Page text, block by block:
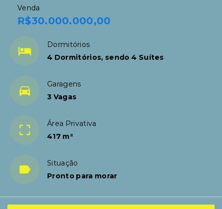
Venda
R$30.000.000,00
Dormitórios
4 Dormitórios, sendo 4 Suítes
Garagens
3 Vagas
Área Privativa
417 m²
Situação
Pronto para morar